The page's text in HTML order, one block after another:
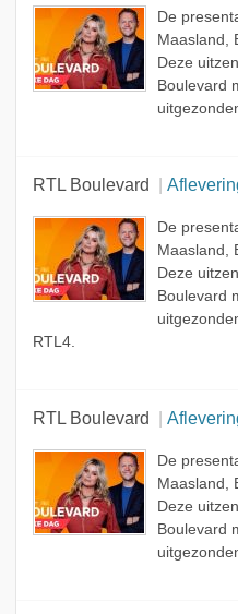
De
Maasland,
Deze
Boulevard
RTL Boulevard
De
Maasland,
Deze
Boulevard
RTL4.
RTL Boulevard
De
Maasland,
Deze
Boulevard